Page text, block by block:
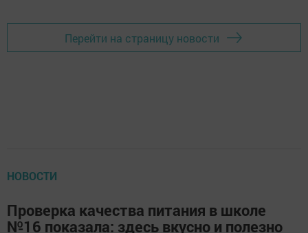
Перейти на страницу новости
НОВОСТИ
Проверка качества питания в школе
№16 показала: здесь вкусно и полезно